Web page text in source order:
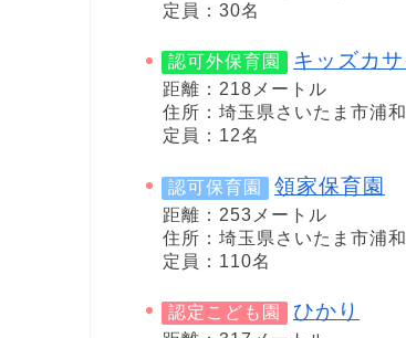
定員：30名
認可外保育園 キッズカサ
距離：218メートル
住所：埼玉県さいたま市浦
定員：12名
認可保育園 領家保育園
距離：253メートル
住所：埼玉県さいたま市浦
定員：110名
認定こども園 ひかり